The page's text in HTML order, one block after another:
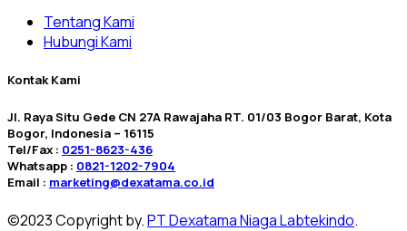
Tentang Kami
Hubungi Kami
Kontak Kami
Jl. Raya Situ Gede CN 27A Rawajaha RT. 01/03 Bogor Barat, Kota
Bogor, Indonesia – 16115
Tel/Fax : 0251-8623-436
Whatsapp : 0821-1202-7904
Email : marketing@dexatama.co.id
©2023 Copyright by.PT Dexatama Niaga Labtekindo.